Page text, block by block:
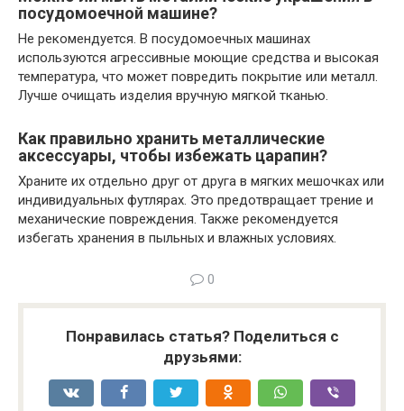
посудомоечной машине?
Не рекомендуется. В посудомоечных машинах
используются агрессивные моющие средства и высокая
температура, что может повредить покрытие или металл.
Лучше очищать изделия вручную мягкой тканью.
Как правильно хранить металлические
аксессуары, чтобы избежать царапин?
Храните их отдельно друг от друга в мягких мешочках или
индивидуальных футлярах. Это предотвращает трение и
механические повреждения. Также рекомендуется
избегать хранения в пыльных и влажных условиях.
0
Понравилась статья? Поделиться с
друзьями: